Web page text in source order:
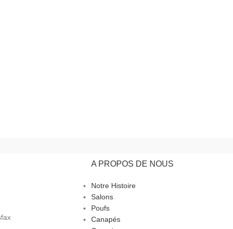
A PROPOS DE NOUS
Notre Histoire
Salons
Poufs
Canapés